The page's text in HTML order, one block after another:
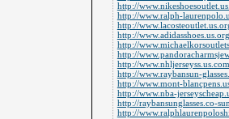
http://
http://www.ralph-
http://
http://www.adidasshoes.us.org
http://
http://
http://www.nhljerseyss.us.com
http://www.raybansun-
http://www.mont-
http://www.nba-
http://raybansunglasses.co-
http://